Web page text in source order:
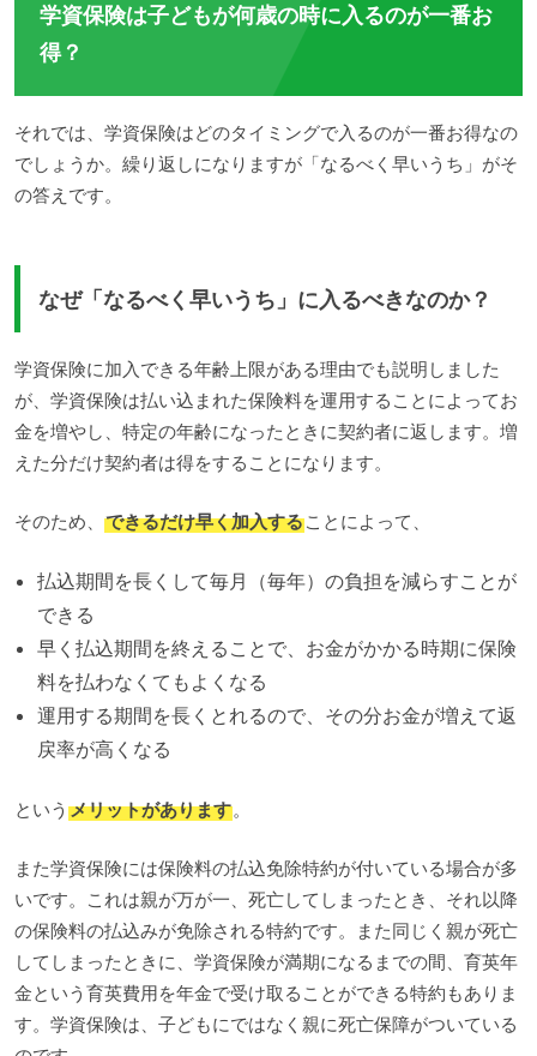
学資保険は子どもが何歳の時に入るのが一番お
得？
それでは、学資保険はどのタイミングで入るのが一番お得なの
でしょうか。繰り返しになりますが「なるべく早いうち」がそ
の答えです。
なぜ「なるべく早いうち」に入るべきなのか？
学資保険に加入できる年齢上限がある理由でも説明しました
が、学資保険は払い込まれた保険料を運用することによってお
金を増やし、特定の年齢になったときに契約者に返します。増
えた分だけ契約者は得をすることになります。
そのため、 できるだけ早く加入することによって、
払込期間を長くして毎月（毎年）の負担を減らすことが
できる
早く払込期間を終えることで、お金がかかる時期に保険
料を払わなくてもよくなる
運用する期間を長くとれるので、その分お金が増えて返
戻率が高くなる
という メリットがあります。
また学資保険には保険料の払込免除特約が付いている場合が多
いです。これは親が万が一、死亡してしまったとき、それ以降
の保険料の払込みが免除される特約です。また同じく親が死亡
してしまったときに、学資保険が満期になるまでの間、育英年
金という育英費用を年金で受け取ることができる特約もありま
す。学資保険は、子どもにではなく親に死亡保障がついている